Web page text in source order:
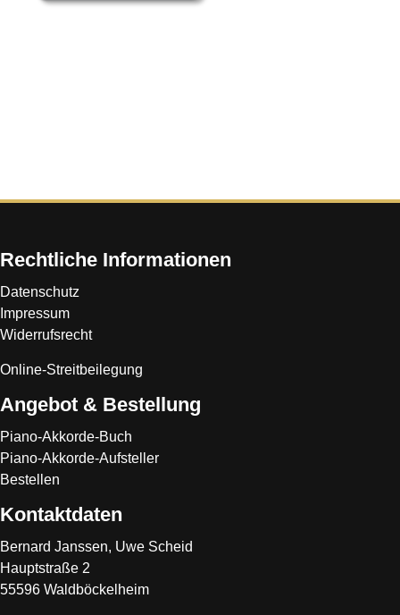
Rechtliche Informationen
Datenschutz
Impressum
Widerrufsrecht
Online-Streitbeilegung
Angebot & Bestellung
Piano-Akkorde-Buch
Piano-Akkorde-Aufsteller
Bestellen
Kontaktdaten
Bernard Janssen, Uwe Scheid
Hauptstraße 2
55596 Waldböckelheim